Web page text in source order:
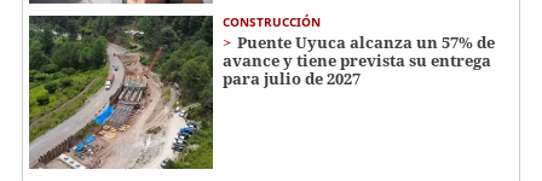
CONSTRUCCIÓN
Puente Uyuca alcanza un 57% de
avance y tiene prevista su entrega
para julio de 2027